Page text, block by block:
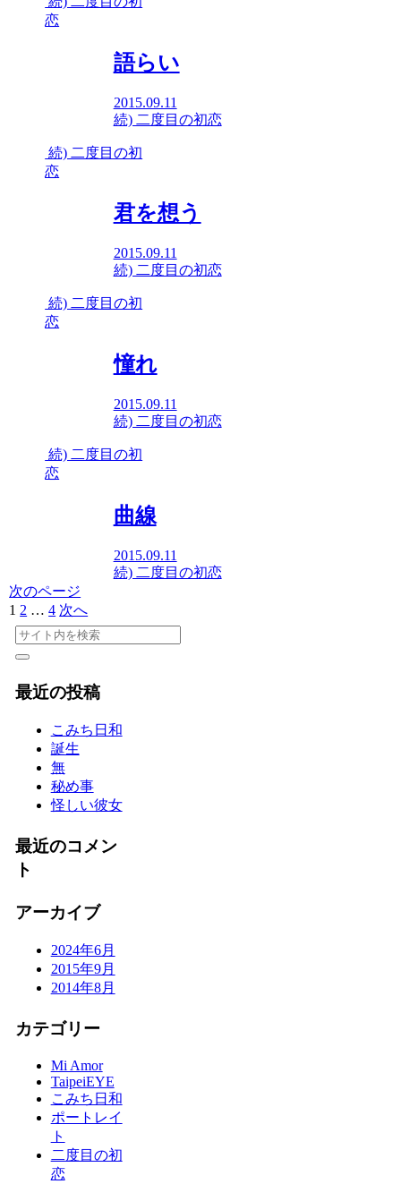
恋
語らい
2015.09.11
続) 二度目の初恋
続) 二度目の初
恋
君を想う
2015.09.11
続) 二度目の初恋
続) 二度目の初
恋
憧れ
2015.09.11
続) 二度目の初恋
続) 二度目の初
恋
曲線
2015.09.11
続) 二度目の初恋
次のページ
1 2 … 4 次へ
最近の投稿
こみち日和
誕生
無
秘め事
怪しい彼女
最近のコメン
ト
アーカイブ
2024年6月
2015年9月
2014年8月
カテゴリー
Mi Amor
TaipeiEYE
こみち日和
ポートレイ
ト
二度目の初
恋